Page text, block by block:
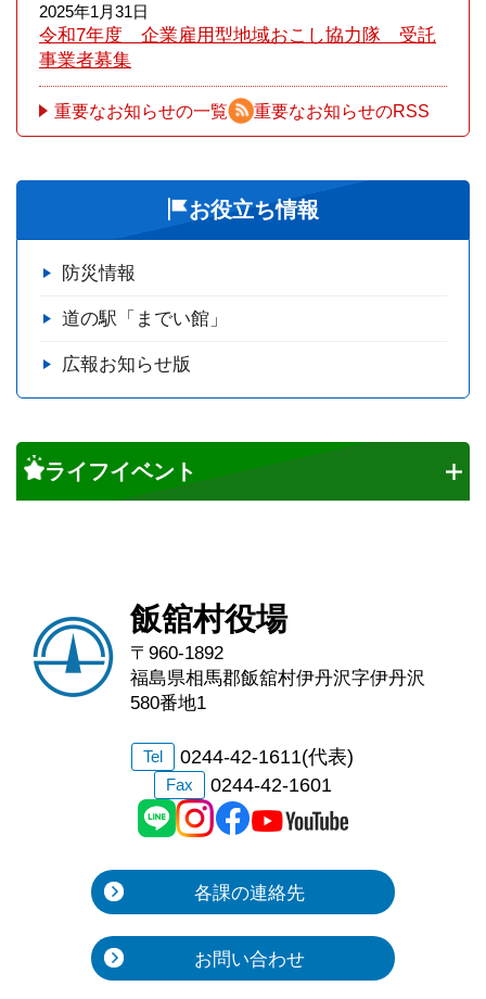
2025年1月31日
令和7年度 企業雇用型地域おこし協力隊 受託
事業者募集
重要なお知らせの一覧 重要なお知らせのRSS
お役立ち情報
防災情報
道の駅「までい館」
広報お知らせ版
ライフイベント
飯舘村役場
〒960-1892
福島県相馬郡飯舘村伊丹沢字伊丹沢
580番地1
Tel 0244-42-1611(代表)
Fax 0244-42-1601
各課の連絡先
お問い合わせ